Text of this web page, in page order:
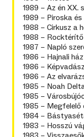
1989 – Az én XX.
1989 – Piroska
1988 – Cirkusz a
1988 – Rocktérítő
1987 – Napló
1986 – Hajnali
1986 –
1986 – Az
1985 – Noah
1985 –
1985 –
1984 –
1983 – Hosszú